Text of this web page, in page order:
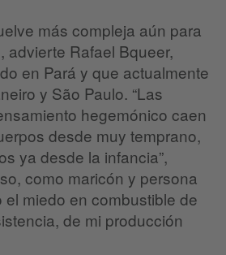
más compleja aún para
advierte Rafael Bqueer,
en Pará y que actualmente
y São Paulo. “Las
hegemónico caen
desde muy temprano,
ya desde la infancia”,
como maricón y persona
el miedo en combustible de
de mi producción